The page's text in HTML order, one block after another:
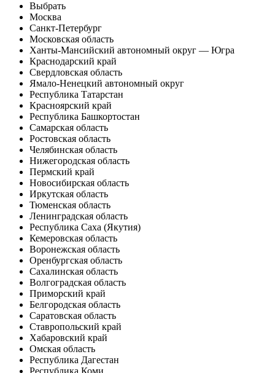
Выбрать
Москва
Санкт-Петербург
Московская область
Ханты-Мансийский автономный округ — Югра
Краснодарский край
Свердловская область
Ямало-Ненецкий автономный округ
Республика Татарстан
Красноярский край
Республика Башкортостан
Самарская область
Ростовская область
Челябинская область
Нижегородская область
Пермский край
Новосибирская область
Иркутская область
Тюменская область
Ленинградская область
Республика Саха (Якутия)
Кемеровская область
Воронежская область
Оренбургская область
Сахалинская область
Волгоградская область
Приморский край
Белгородская область
Саратовская область
Ставропольский край
Хабаровский край
Омская область
Республика Дагестан